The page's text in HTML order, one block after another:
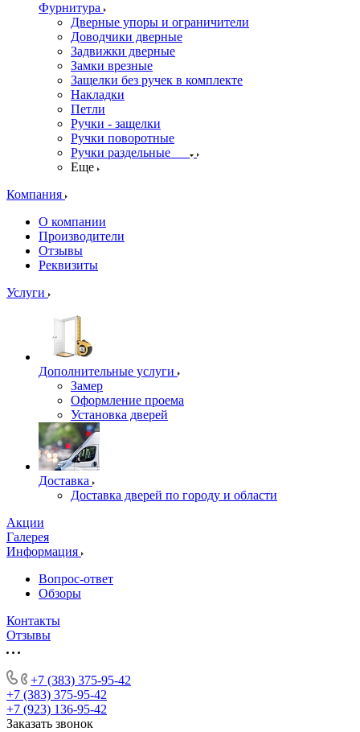
Фурнитура
Дверные упоры и ограничители
Доводчики дверные
Задвижки дверные
Замки врезные
Защелки без ручек в комплекте
Накладки
Петли
Ручки - защелки
Ручки поворотные
Ручки раздельные
Еще
Компания
О компании
Производители
Отзывы
Реквизиты
Услуги
Дополнительные услуги
Замер
Оформление проема
Установка дверей
Доставка
Доставка дверей по городу и области
Акции
Галерея
Информация
Вопрос-ответ
Обзоры
Контакты
Отзывы
+7 (383) 375-95-42
+7 (383) 375-95-42
+7 (923) 136-95-42
Заказать звонок